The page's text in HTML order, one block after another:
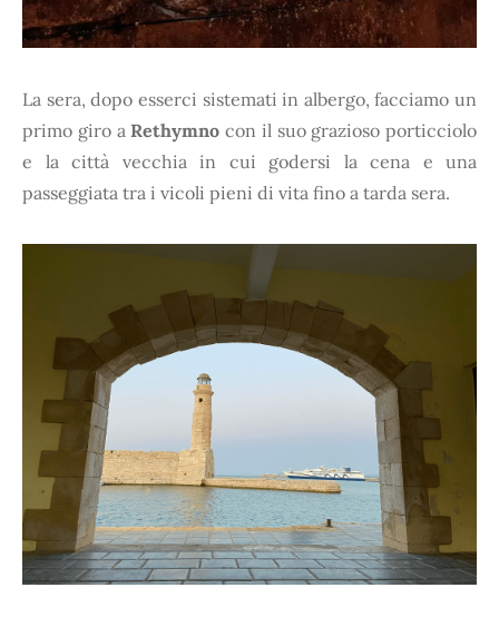
La sera, dopo esserci sistemati in albergo, facciamo un
primo giro aRethymno con il suo grazioso porticciolo
e la città vecchia in cui godersi la cena e una
passeggiata tra i vicoli pieni di vita fino a tarda sera.